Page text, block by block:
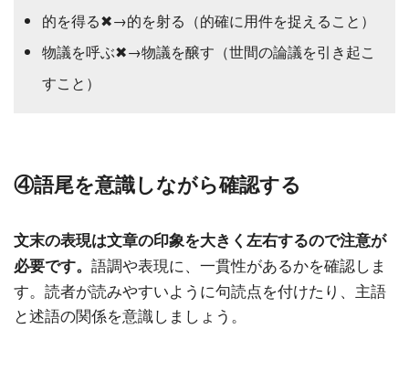
的を得る✖→的を射る（的確に用件を捉えること）
物議を呼ぶ✖→物議を醸す（世間の論議を引き起こ
すこと）
④語尾を意識しながら確認する
文末の表現は文章の印象を大きく左右するので注意が
必要です。 語調や表現に、一貫性があるかを確認しま
す。読者が読みやすいように句読点を付けたり、主語
と述語の関係を意識しましょう。